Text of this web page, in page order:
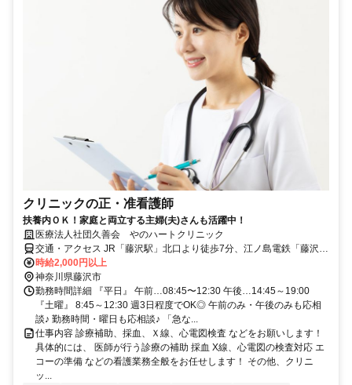
クリニックの正・准看護師
扶養内ＯＫ！家庭と両立する主婦(夫)さんも活躍中！
医療法人社団久善会 やのハートクリニック
交通・アクセス JR「藤沢駅」北口より徒歩7分、江ノ島電鉄「藤沢
駅」より徒歩12分
時給2,000円以上
神奈川県藤沢市
勤務時間詳細 『平日』 午前…08:45〜12:30 午後…14:45～19:00
『土曜』 8:45～12:30 週3日程度でOK◎ 午前のみ・午後のみも応相
談♪ 勤務時間・曜日も応相談♪ 「急な...
仕事内容 診療補助、採血、Ｘ線、心電図検査 などをお願いします！
具体的には、 医師が行う診療の補助 採血 X線、心電図の検査対応 エ
コーの準備 などの看護業務全般をお任せします！ その他、クリニ
ッ...